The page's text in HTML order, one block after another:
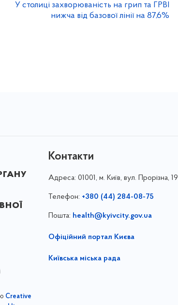
У столиці захворюваність на грип та ГРВІ
нижча від базової лінії на 87,6%
Creative
Контакти
Адреса: 01001, м. Київ, вул. Прорізна, 19
Телефон: +380 (44) 284-08-75
Пошта: health@kyivcity.gov.ua
Офіційний портал Києва
Київська міська рада